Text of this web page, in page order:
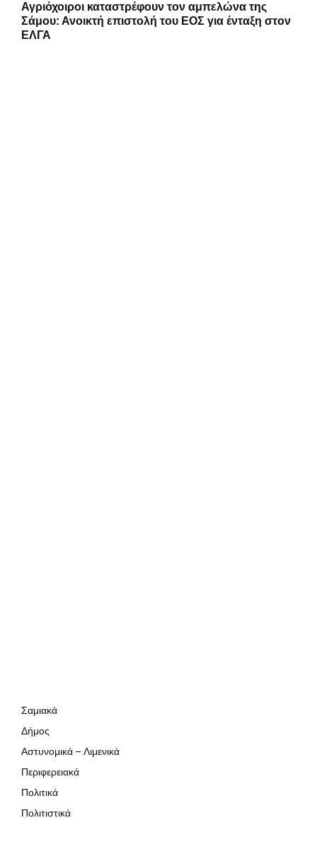
Αγριόχοιροι καταστρέφουν τον αμπελώνα της
Σάμου: Ανοικτή επιστολή του ΕΟΣ για ένταξη στον
ΕΛΓΑ
Σαμιακά
Δήμος
Αστυνομικά – Λιμενικά
Περιφερειακά
Πολιτικά
Πολιτιστικά